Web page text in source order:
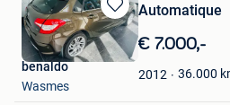
Bewaren
in
Mijn
Favorieten
Automatique
€ 7.000,-
2012 36.000
benaldo
Wasmes